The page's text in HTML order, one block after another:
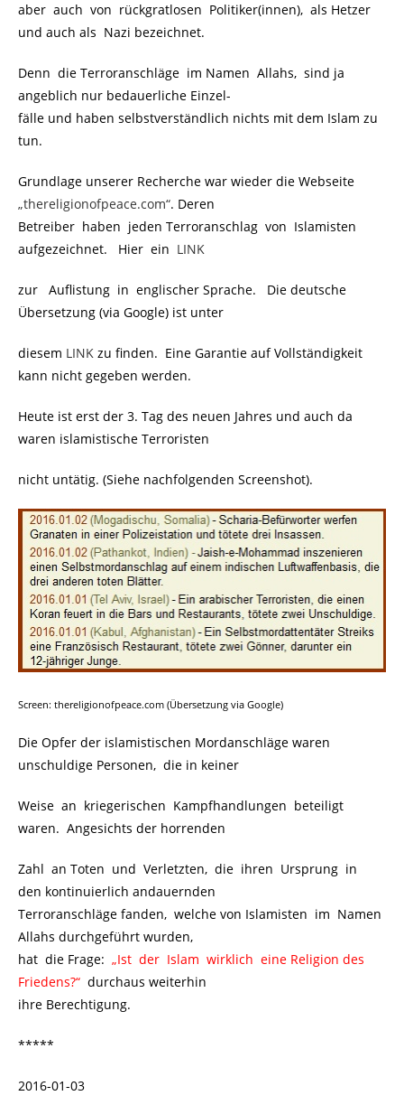
aber auch von rückgratlosen Politiker(innen), als Hetzer
und auch als Nazi bezeichnet.
Denn die Terroranschläge im Namen Allahs, sind ja
angeblich nur bedauerliche Einzel-
fälle und haben selbstverständlich nichts mit dem Islam zu
tun.
Grundlage unserer Recherche war wieder die Webseite
„thereligionofpeace.com“. Deren
Betreiber haben jeden Terroranschlag von Islamisten
aufgezeichnet. Hier ein LINK
zur Auflistung in englischer Sprache. Die deutsche
Übersetzung (via Google) ist unter
diesem LINK zu finden. Eine Garantie auf Vollständigkeit
kann nicht gegeben werden.
Heute ist erst der 3. Tag des neuen Jahres und auch da
waren islamistische Terroristen
nicht untätig. (Siehe nachfolgenden Screenshot).
Screen: thereligionofpeace.com (Übersetzung via Google)
Die Opfer der islamistischen Mordanschläge waren
unschuldige Personen, die in keiner
Weise an kriegerischen Kampfhandlungen beteiligt
waren. Angesichts der horrenden
Zahl an Toten und Verletzten, die ihren Ursprung in
den kontinuierlich andauernden
Terroranschläge fanden, welche von Islamisten im Namen
Allahs durchgeführt wurden,
hat die Frage: „Ist der Islam wirklich eine Religion des
Friedens?“ durchaus weiterhin
ihre Berechtigung.
*****
2016-01-03